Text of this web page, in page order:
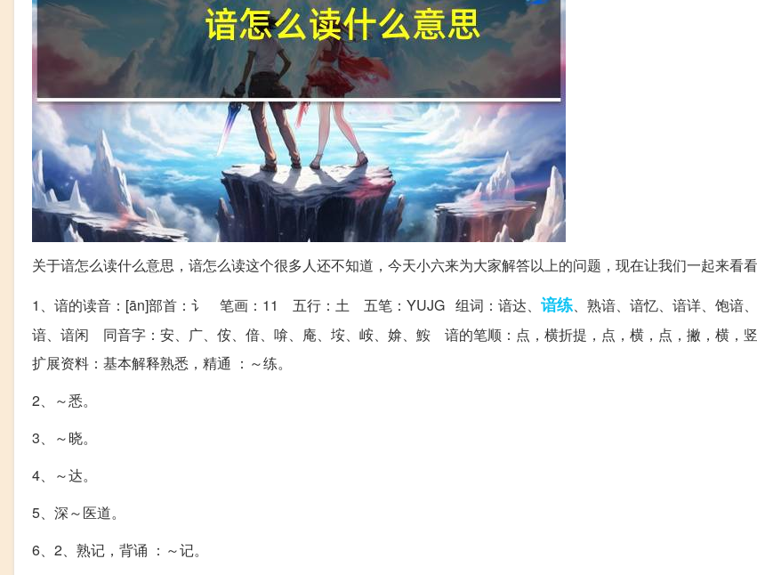
关于谙怎么读什么意思，谙怎么读这个很多人还不知道，今天小六来为大家解答以上的问题，现在让我们一起来看看
1、谙的读音：[ān]部首：讠 笔画：11 五行：土 五笔：YUJG 组词：谙达、 谙练、熟谙、谙忆、谙详、饱谙
谙、谙闲 同音字：安、广、侒、偣、啽、庵、垵、峖、媕、鮟 谙的笔顺：点，横折提，点，横，点，撇，横，
扩展资料：基本解释熟悉，精通 ：～练。
2、～悉。
3、～晓。
4、～达。
5、深～医道。
6、2、熟记，背诵 ：～记。